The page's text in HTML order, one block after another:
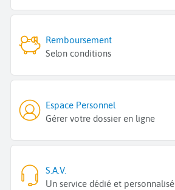
Remboursement
Selon conditions
Espace Personnel
Gérer votre dossier en ligne
S.A.V.
Un service dédié et personnalisé